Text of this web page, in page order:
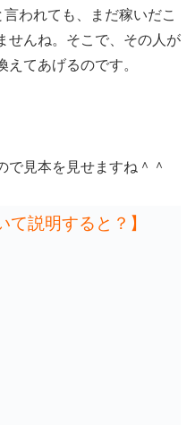
われても、まだ稼いだこ
せんね。そこで、その人が
てあげるのです。
で見本を見せますね＾＾
て説明すると？】